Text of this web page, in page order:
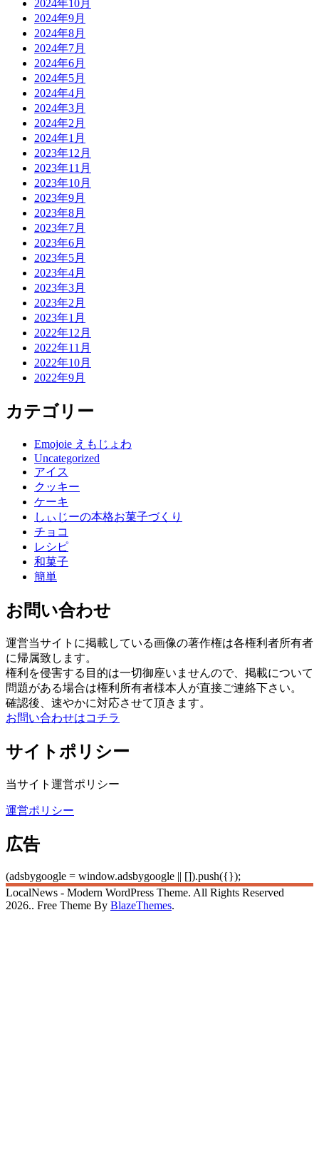
2024年10月
2024年9月
2024年8月
2024年7月
2024年6月
2024年5月
2024年4月
2024年3月
2024年2月
2024年1月
2023年12月
2023年11月
2023年10月
2023年9月
2023年8月
2023年7月
2023年6月
2023年5月
2023年4月
2023年3月
2023年2月
2023年1月
2022年12月
2022年11月
2022年10月
2022年9月
カテゴリー
Emojoie えもじょわ
Uncategorized
アイス
クッキー
ケーキ
しぃじーの本格お菓子づくり
チョコ
レシピ
和菓子
簡単
お問い合わせ
運営当サイトに掲載している画像の著作権は各権利者所有者
に帰属致します。
権利を侵害する目的は一切御座いませんので、掲載について
問題がある場合は権利所有者様本人が直接ご連絡下さい。
確認後、速やかに対応させて頂きます。
お問い合わせはコチラ
サイトポリシー
当サイト運営ポリシー
運営ポリシー
広告
(adsbygoogle = window.adsbygoogle || []).push({});
LocalNews - Modern WordPress Theme. All Rights Reserved
2026.. Free Theme By BlazeThemes.